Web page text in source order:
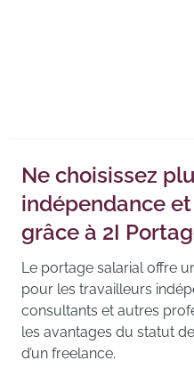
Ne choisissez
indépendance
grâce à 2I
Le portage salarial offre
pour les travailleurs
consultants et autres
les avantages du statut
d’un freelance.